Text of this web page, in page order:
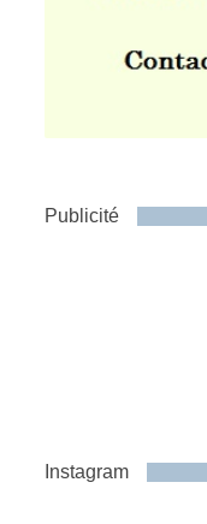
Publicité
Instagram